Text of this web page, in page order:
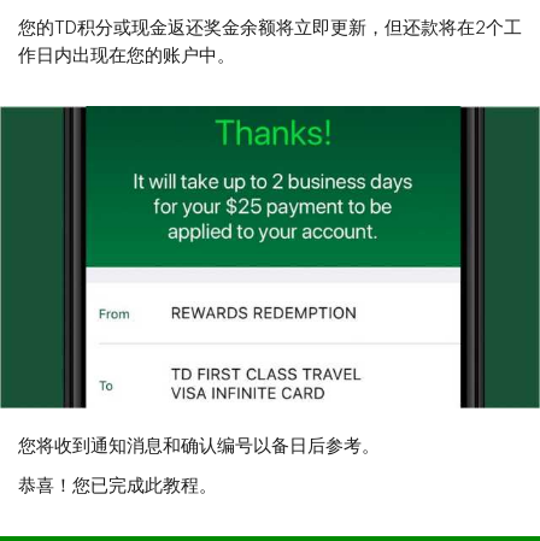
您的TD积分或现金返还奖金余额将立即更新，但还款将在2个工
作日内出现在您的账户中。
您将收到通知消息和确认编号以备日后参考。
恭喜！您已完成此教程。